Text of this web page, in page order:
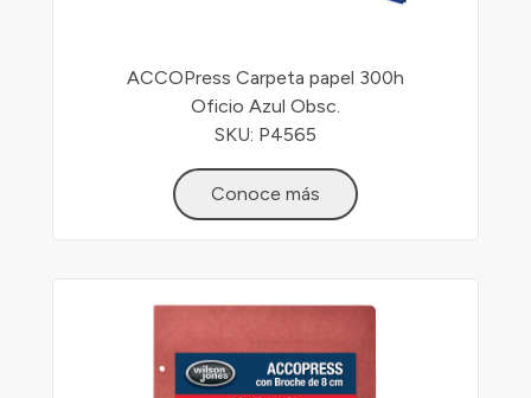
ACCOPress Carpeta papel 300h
Oficio Azul Obsc.
SKU: P4565
Conoce más